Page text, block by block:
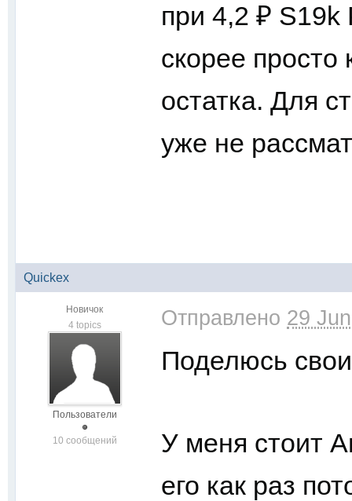
при 4,2 ₽ S19k
скорее просто
остатка. Для
уже не
Quickex
Новичок
4 topics
Пользователи
10 сообщений
Отправлено 29
Поделюсь
У меня стоит
его как раз